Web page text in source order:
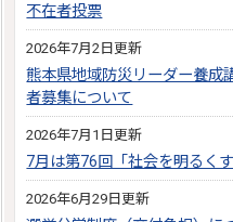
不在者投票
2026年7月2日更新
熊本県地域防災リーダー養成
者募集について
2026年7月1日更新
7月は第76回「社会を明るく
2026年6月29日更新